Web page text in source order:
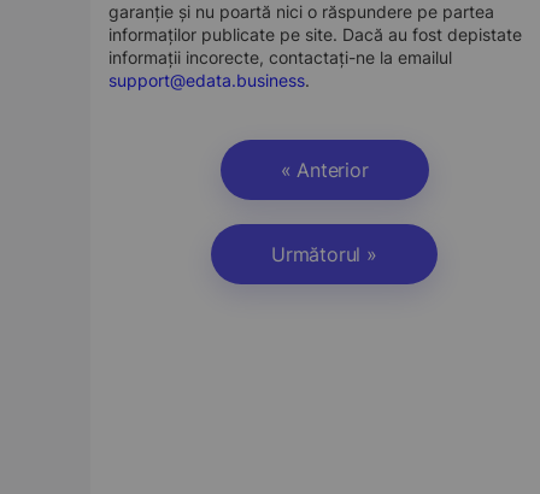
garanție și nu poartă nici o răspundere pe partea
informaților publicate pe site. Dacă au fost depistate
informații incorecte, contactați-ne la emailul
support@edata.business.
« Anterior
Următorul »